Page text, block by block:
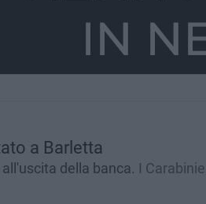
a Barletta
della banca. I